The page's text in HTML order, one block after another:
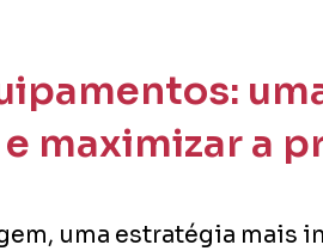
maximizar a
uma estratégia mais